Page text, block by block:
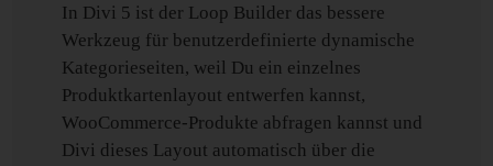
In Divi 5 ist der Loop Builder das bessere
Werkzeug für benutzerdefinierte dynamische
Kategorieseiten, weil Du ein einzelnes
Produktkartenlayout entwerfen kannst,
WooCommerce-Produkte abfragen kannst und
Divi dieses Layout automatisch über die